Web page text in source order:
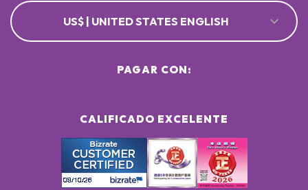
US$ | UNITED STATES ENGLISH
CALIFICADO EXCELENTE
PAGAR CON: